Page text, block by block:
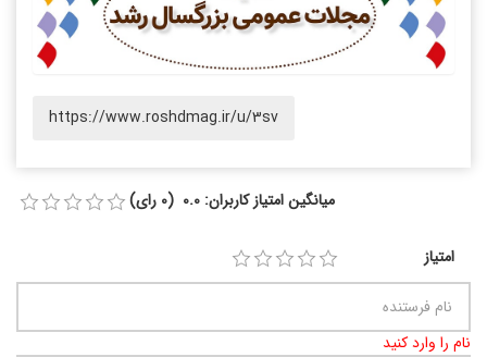
https://www.roshdmag.ir/u/3sv
میانگین امتیاز کاربران: 0.0 (0 رای)
امتیاز
نام را وارد کنید